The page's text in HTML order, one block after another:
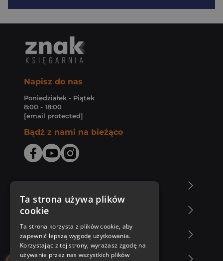
Napisz do nas
Poniedziałek - Piątek
8:00 - 18:00
[email protected]
Bądź z nami na bieżąco
Zakupy u nas
Nasza oferta
Ta strona używa plików
cookie
Ta strona korzysta z plików cookie, aby
zapewnić lepszą wygodę użytkowania.
Korzystając z tej strony, wyrażasz zgodę na
używanie przez nas wszystkich plików